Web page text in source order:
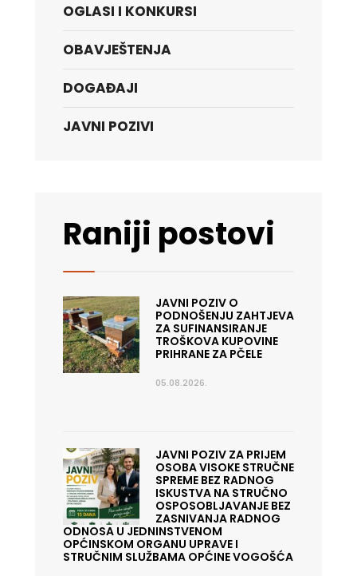
OGLASI I KONKURSI
OBAVJEŠTENJA
DOGAĐAJI
JAVNI POZIVI
Raniji postovi
JAVNI POZIV O
PODNOŠENJU ZAHTJEVA
ZA SUFINANSIRANJE
TROŠKOVA KUPOVINE
PRIHRANE ZA PČELE
05.08.2026.
JAVNI POZIV ZA PRIJEM
OSOBA VISOKE STRUČNE
SPREME BEZ RADNOG
ISKUSTVA NA STRUČNO
OSPOSOBLJAVANJE BEZ
ZASNIVANJA RADNOG
ODNOSA U JEDNINSTVENOM
OPĆINSKOM ORGANU UPRAVE I
STRUČNIM SLUŽBAMA OPĆINE VOGOŠĆA